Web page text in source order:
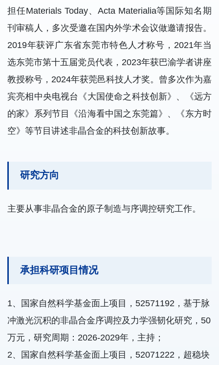
担任Materials Today、Acta Materialia等国际知名期
刊审稿人，多次受邀在国内外学术会议做邀请报告。
2019年获评广东省东莞市特色人才称号，2021年当
选东莞市第十五届党员代表，2023年获巴渝学者讲座
教授称号，2024年获莞邑科技人才奖。曾多次作为嘉
宾亮相中央电视台《大国使命之科技创新》、《远方
的家》系列节目《沿海看中国之东莞篇》、《东方时
空》等节目讲述非晶合金的科技创新故事。
研究方向
主要从事非晶合金的原子制造与序调控研究工作。
承担科研项目情况
1、国家自然科学基金面上项目，52571192，基于脉
冲激光沉积的非晶合金序调控及力学强韧化研究，50
万元，研究周期：2026-2029年，主持；
2、国家自然科学基金面上项目，52071222，超稳块